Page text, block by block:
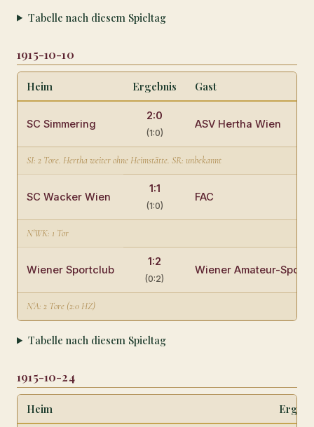
Tabelle nach diesem Spieltag
1915-10-10
Heim Ergebnis Gast
SC Simmering
2:0
(1:0)
ASV Hertha Wien
SI: 2 Tore. Hertha weiter ohne Heimstätte. SR: unbekannt
SC Wacker Wien
1:1
(1:0)
FAC
N'WK: 1 Tor
Wiener Sportclub
1:2
(0:2)
Wiener Amateur-
N'A: 2 Tore (2:0 HZ)
Tabelle nach diesem Spieltag
1915-10-24
Heim